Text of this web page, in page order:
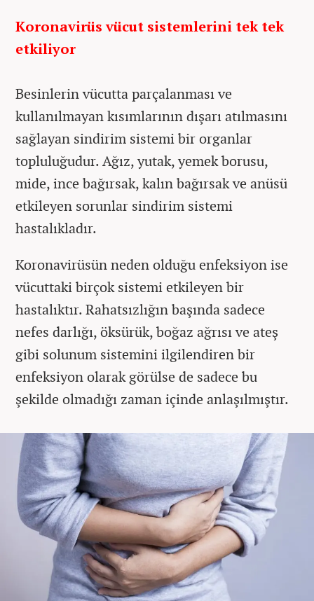
Koronavirüs vücut sistemlerini tek tek
etkiliyor
Besinlerin vücutta parçalanması ve
kullanılmayan kısımlarının dışarı atılmasını
sağlayan sindirim sistemi bir organlar
topluluğudur. Ağız, yutak, yemek borusu,
mide, ince bağırsak, kalın bağırsak ve anüsü
etkileyen sorunlar sindirim sistemi
hastalıkladır.
Koronavirüsün neden olduğu enfeksiyon ise
vücuttaki birçok sistemi etkileyen bir
hastalıktır. Rahatsızlığın başında sadece
nefes darlığı, öksürük, boğaz ağrısı ve ateş
gibi solunum sistemini ilgilendiren bir
enfeksiyon olarak görülse de sadece bu
şekilde olmadığı zaman içinde anlaşılmıştır.